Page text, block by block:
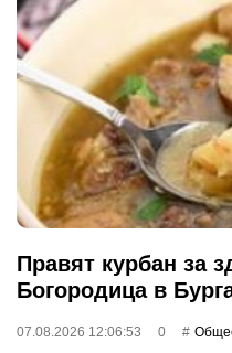
Правят курбан за
Богородица в
07.08.2026 12:06:53 0